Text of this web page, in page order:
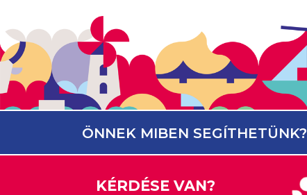
ÖNNEK MIBEN SEGÍTHETÜNK?
KÉRDÉSE VAN?